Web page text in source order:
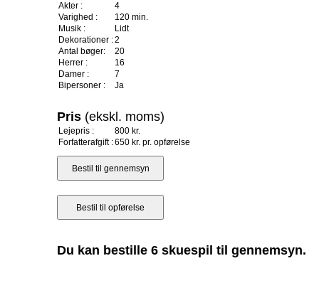
Akter :
4
Varighed :
120 min.
Musik :
Lidt
Dekorationer :2
Antal bøger:
20
Herrer :
16
Damer :
7
Bipersoner :
Ja
Pris (ekskl. moms)
Lejepris :
800 kr.
Forfatterafgift :650 kr. pr. opførelse
Du kan bestille 6 skuespil til gennemsyn.